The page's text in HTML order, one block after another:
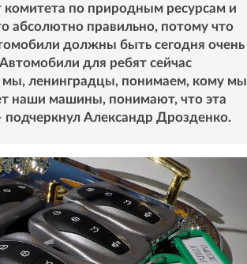
по природным ресурсам и
абсолютно правильно, потому что
должны быть сегодня очень
для ребят сейчас
мы, ленинградцы, понимаем, кому мы
наши машины, понимают, что эта
Александр Дрозденко.